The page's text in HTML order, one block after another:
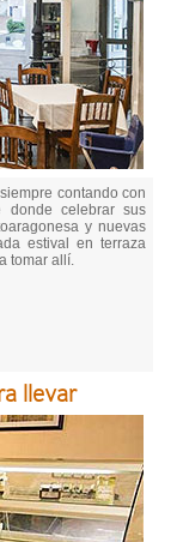
contando con
donde celebrar sus
y nuevas
estival en terraza
tomar allí.
llevar